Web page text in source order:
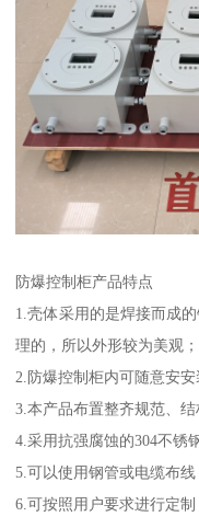
防爆控制柜产品特点
1.壳体采用的是焊接而成
理的，所以外形较为美观；
2.防爆控制柜内可随意安安
3.本产品布置整齐规范、
4.采用抗强腐蚀的304不锈
5.可以使用钢管或电缆布线
6.可按照用户要求进行定制